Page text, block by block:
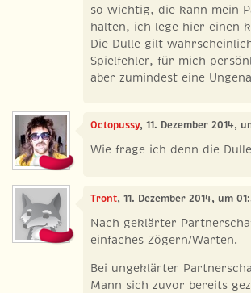
so wichtig, die kann mein
halten, ich lege hier einen
Die Dulle gilt
Spielfehler, für mich
aber zumindest eine
Octopussy, 11. Dezember 2014,
Wie frage ich denn die
Tront, 11. Dezember 2014, um
Nach geklärter
einfaches Zögern/Warten.
Bei ungeklärter
Mann sich zuvor bereits